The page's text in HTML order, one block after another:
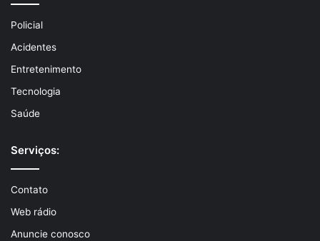
Policial
Acidentes
Entretenimento
Tecnologia
Saúde
Serviços:
Contato
Web rádio
Anuncie conosco